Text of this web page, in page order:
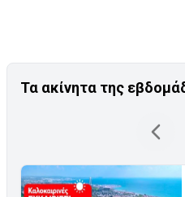
Τα ακίνητα της